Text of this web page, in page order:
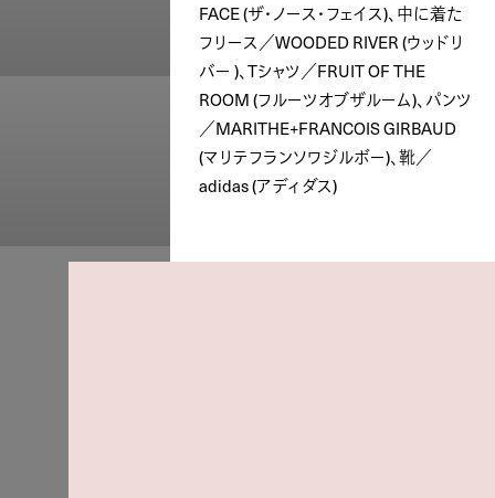
FACE (ザ・ノース・フェイス)、中に着た
フリース／WOODED RIVER (ウッドリ
バー )、Tシャツ／FRUIT OF THE
ROOM (フルーツオブザルーム)、パンツ
／MARITHE+FRANCOIS GIRBAUD
(マリテフランソワジルボー)、靴／
adidas (アディダス)